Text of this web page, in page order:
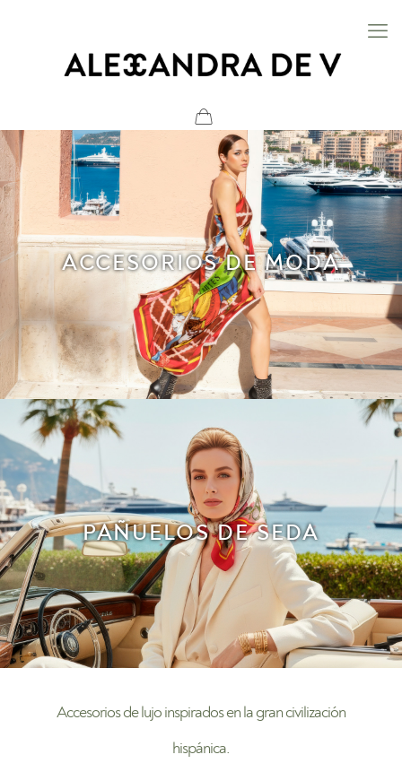
ACCESORIOS DE MODA
PAÑUELOS DE SEDA
Accesorios de lujo inspirados en la gran civilización
hispánica.